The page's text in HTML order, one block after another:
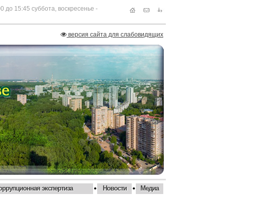
до 15:45 суббота, воскресенье -
версия сайта для слабовидящих
экспертиза • Новости • Медиа